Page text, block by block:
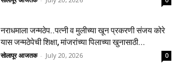
नराधमाला जन्मठेप..पत्नी व मुलीच्या खून प्रकरणी संजय कोरे
यास जन्मठेपेची शिक्षा, मांजरांच्या पिलाच्या खुनासाठी...
सोलापूर आजतक - July 20, 2026 0